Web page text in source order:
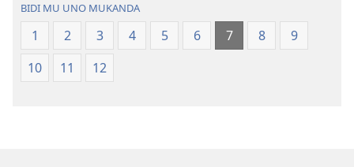
Ntanda
Mipya
Bwalamuni
bwa
BIDI MU UNO MUKANDA
1 2 3 4 5 6 7 8
9
10
11 12